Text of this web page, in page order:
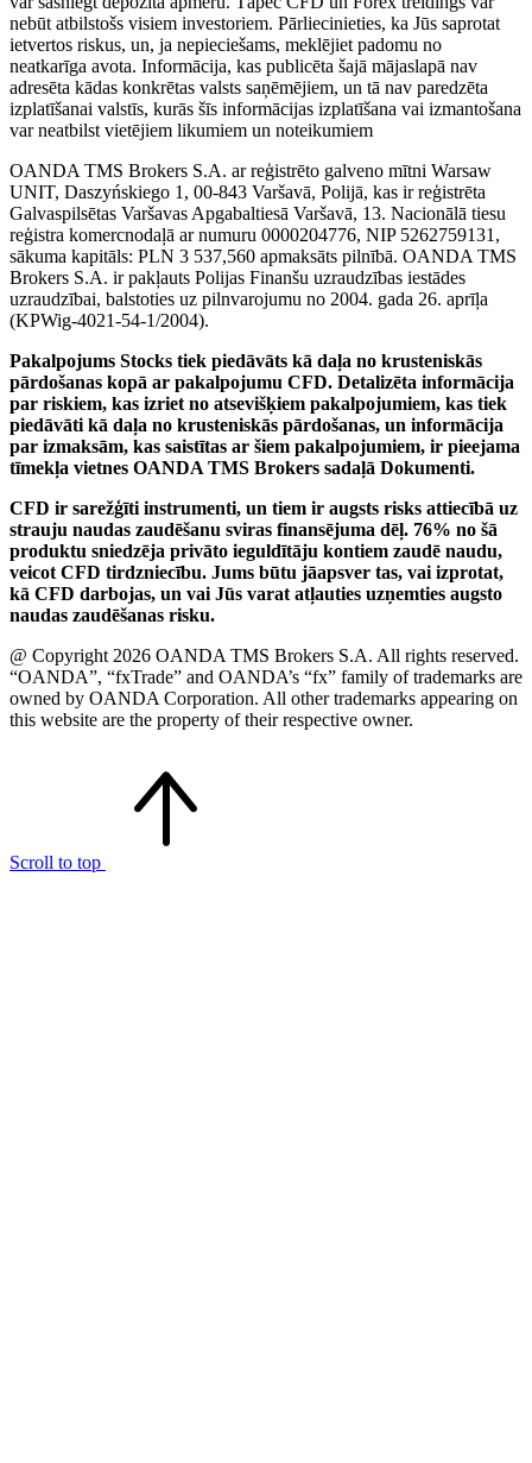
nebūt atbilstošs visiem investoriem. Pārliecinieties, ka Jūs saprotat
ietvertos riskus, un, ja nepieciešams, meklējiet padomu no
neatkarīga avota. Informācija, kas publicēta šajā mājaslapā nav
adresēta kādas konkrētas valsts saņēmējiem, un tā nav paredzēta
izplatīšanai valstīs, kurās šīs informācijas izplatīšana vai izmantošana
var neatbilst vietējiem likumiem un noteikumiem
OANDA TMS Brokers S.A. ar reģistrēto galveno mītni Warsaw
UNIT, Daszyńskiego 1, 00-843 Varšavā, Polijā, kas ir reģistrēta
Galvaspilsētas Varšavas Apgabaltiesā Varšavā, 13. Nacionālā tiesu
reģistra komercnodaļā ar numuru 0000204776, NIP 5262759131,
sākuma kapitāls: PLN 3 537,560 apmaksāts pilnībā. OANDA TMS
Brokers S.A. ir pakļauts Polijas Finanšu uzraudzības iestādes
uzraudzībai, balstoties uz pilnvarojumu no 2004. gada 26. aprīļa
(KPWig-4021-54-1/2004).
Pakalpojums Stocks tiek piedāvāts kā daļa no krusteniskās
pārdošanas kopā ar pakalpojumu CFD. Detalizēta informācija
par riskiem, kas izriet no atsevišķiem pakalpojumiem, kas tiek
piedāvāti kā daļa no krusteniskās pārdošanas, un informācija
par izmaksām, kas saistītas ar šiem pakalpojumiem, ir pieejama
tīmekļa vietnes OANDA TMS Brokers sadaļā Dokumenti.
CFD ir sarežģīti instrumenti, un tiem ir augsts risks attiecībā uz
strauju naudas zaudēšanu sviras finansējuma dēļ. 76% no šā
produktu sniedzēja privāto ieguldītāju kontiem zaudē naudu,
veicot CFD tirdzniecību. Jums būtu jāapsver tas, vai izprotat,
kā CFD darbojas, un vai Jūs varat atļauties uzņemties augsto
naudas zaudēšanas risku.
@ Copyright 2026 OANDA TMS Brokers S.A. All rights reserved.
“OANDA”, “fxTrade” and OANDA’s “fx” family of trademarks are
owned by OANDA Corporation. All other trademarks appearing on
this website are the property of their respective owner.
Scroll to top